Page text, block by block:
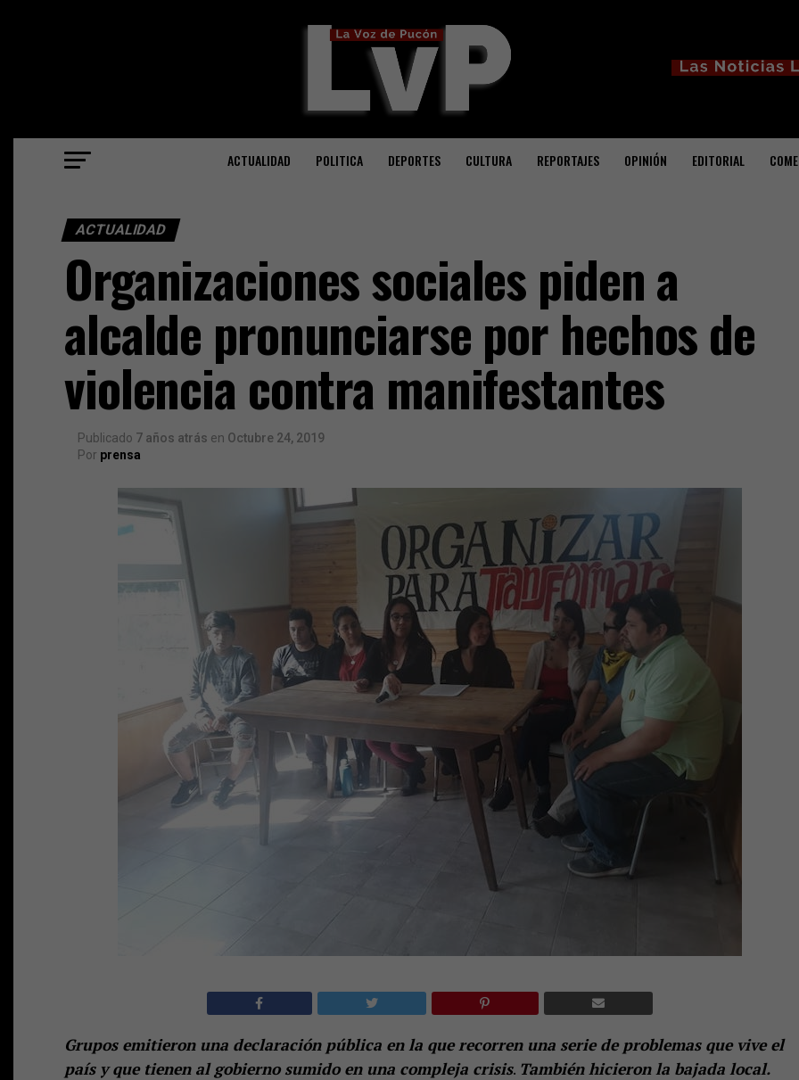
ACTUALIDAD POLITICA DEPORTES CULTURA REPORTAJES OPINIÓN EDITORIAL
ACTUALIDAD
Organizaciones sociales piden a
alcalde pronunciarse por hechos de
violencia contra manifestantes
Publicado 7 años atrás en Octubre 24, 2019
Por prensa
Grupos emitieron una declaración pública en la que recorren una serie de problemas que vive el
país y que tienen al gobierno sumido en una compleja crisis. También hicieron la bajada local.